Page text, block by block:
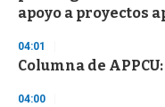
apoyo a proyectos
04:01
Columna de
04:00